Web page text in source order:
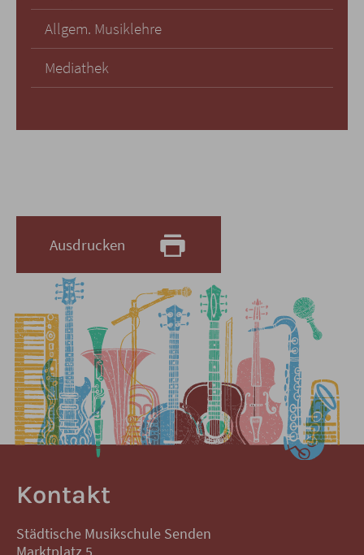
Allgem. Musiklehre
Mediathek
Ausdrucken
Kontakt
Städtische Musikschule Senden